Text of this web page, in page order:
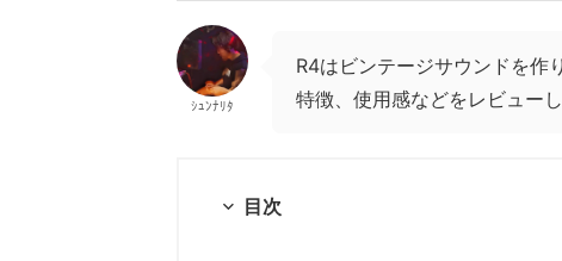
ｼｭﾝﾅﾘﾀ
R4はビンテージサウンドを作
特徴、使用感などをレビューし
目次